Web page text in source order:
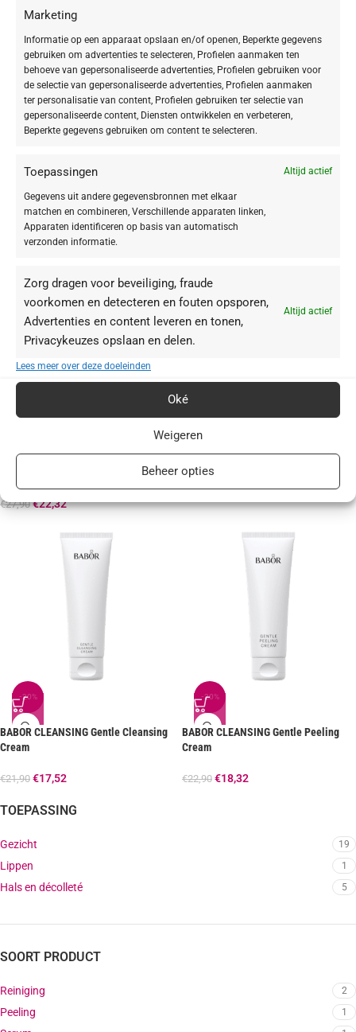
Marketing
Informatie op een apparaat opslaan en/of openen, Beperkte gegevens
gebruiken om advertenties te selecteren, Profielen aanmaken ten
behoeve van gepersonaliseerde advertenties, Profielen gebruiken voor
de selectie van gepersonaliseerde advertenties, Profielen aanmaken
ter personalisatie van content, Profielen gebruiken ter selectie van
gepersonaliseerde content, Diensten ontwikkelen en verbeteren,
Beperkte gegevens gebruiken om content te selecteren.
Toepassingen Altijd actief
Gegevens uit andere gegevensbronnen met elkaar
matchen en combineren, Verschillende apparaten linken,
Apparaten identificeren op basis van automatisch
verzonden informatie.
Zorg dragen voor beveiliging, fraude
voorkomen en detecteren en fouten opsporen,
Advertenties en content leveren en tonen,
Privacykeuzes opslaan en delen.
Altijd actief
Lees meer over deze doeleinden
Oké
Weigeren
Beheer opties
TOEPASSING
Gezicht 19
Lippen 1
Hals en décolleté 5
SOORT PRODUCT
Reiniging 2
Peeling 1
-20%
BABOR SKINOVAGE Vitalizing Cream
67,90 €54,32
-20%
BABOR SKINOVAGE Vitalizing Cream
€69,90 €55,92
€27,90 €22,32
BABOR Classics Lip Balm
€13,00
-20%
BABOR CLEANSING Gentle Cleansing
Cream
€21,90 €17,52
-20%
BABOR CLEANSING Gentle Peeling
Cream
€22,90 €18,32